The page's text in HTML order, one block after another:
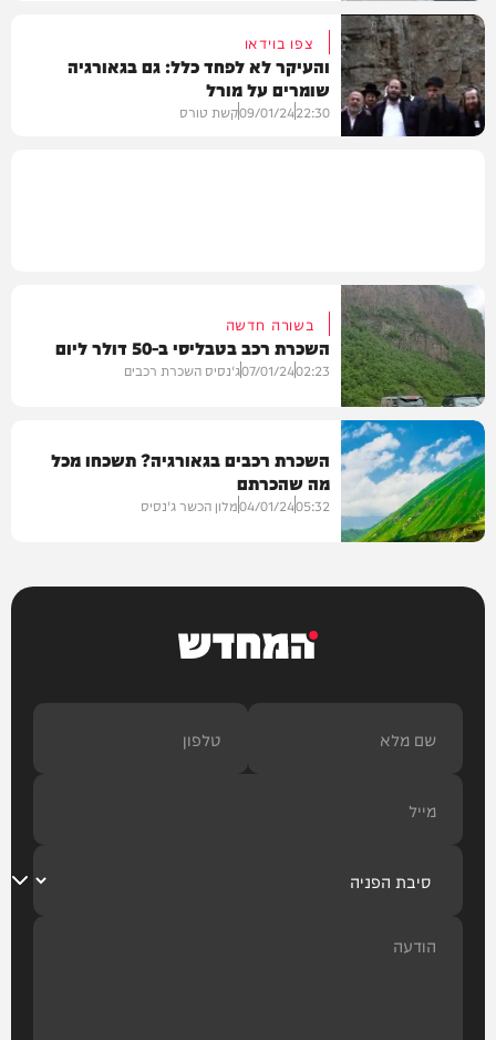
צרכנות
צפו בוידאו
והעיקר לא לפחד כלל: גם בגאורגיה
שומרים על מורל
22:30
09/01/24קשת טורס
צרכנות
בשורה חדשה
השכרת רכב בטבליסי ב-50 דולר ליום
02:23
07/01/24ג'נסיס השכרת רכבים
השכרת רכבים בגאורגיה? תשכחו מכל
מה שהכרתם
05:32
04/01/24מלון הכשר ג'נסיס
המחדש